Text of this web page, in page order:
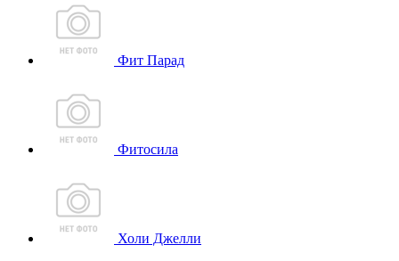
Фит Парад
Фитосила
Холи Джелли